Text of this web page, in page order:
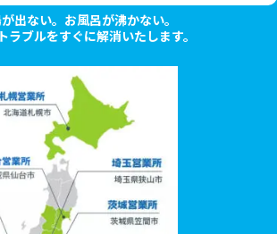
出ない。お風呂が沸かない。
ラブルをすぐに解消いたします。